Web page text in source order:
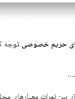
حریم خصوصی توجه
.
.
.
بین نمرات معیارهای